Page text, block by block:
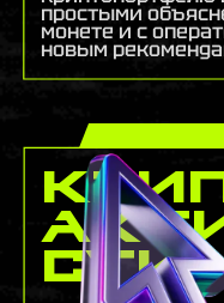
простыми
монете и c
новым
сти